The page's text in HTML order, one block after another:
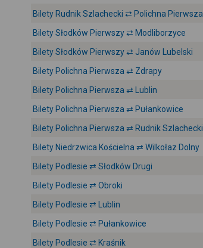
Bilety Rudnik Szlachecki ⇄ Polichna Pierwsza
Bilety Słodków Pierwszy ⇄ Modliborzyce
Bilety Słodków Pierwszy ⇄ Janów Lubelski
Bilety Polichna Pierwsza ⇄ Zdrapy
Bilety Polichna Pierwsza ⇄ Lublin
Bilety Polichna Pierwsza ⇄ Pułankowice
Bilety Polichna Pierwsza ⇄ Rudnik Szlachecki
Bilety Niedrzwica Kościelna ⇄ Wilkołaz Dolny
Bilety Podlesie ⇄ Słodków Drugi
Bilety Podlesie ⇄ Obroki
Bilety Podlesie ⇄ Lublin
Bilety Podlesie ⇄ Pułankowice
Bilety Podlesie ⇄ Kraśnik